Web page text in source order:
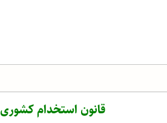
قانون استخدام کشوری